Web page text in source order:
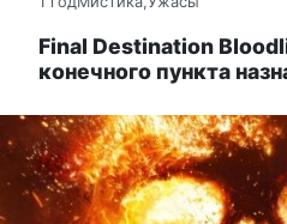
Final Destination
конечного пункта